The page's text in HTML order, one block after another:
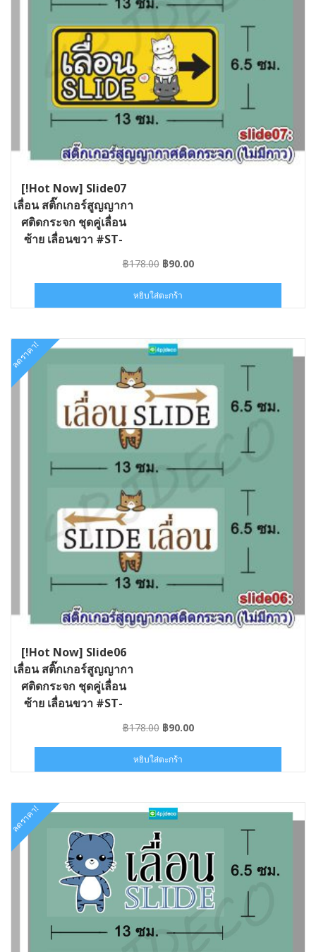
[!Hot Now] Slide07
เลื่อน สติ๊กเกอร์สูญญากา
ศติดกระจก ชุดคู่เลื่อน
ซ้าย เลื่อนขวา #ST-
฿178.00 Original
was:
฿178.00.
฿90.00Current
฿90.00.
หยิบใส่ตะกร้า
ลดราคา!
[!Hot Now] Slide06
เลื่อน สติ๊กเกอร์สูญญากา
ศติดกระจก ชุดคู่เลื่อน
ซ้าย เลื่อนขวา #ST-
฿178.00 Original
was:
฿178.00.
฿90.00Current
฿90.00.
หยิบใส่ตะกร้า
ลดราคา!